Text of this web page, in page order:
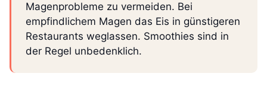
Magenprobleme zu vermeiden. Bei
empfindlichem Magen das Eis in günstigeren
Restaurants weglassen. Smoothies sind in
der Regel unbedenklich.